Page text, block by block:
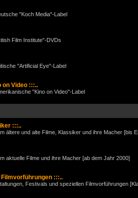
"Koch Media"-Label
Film Institute"-DVDs
"Artificial Eye"-Label
on Video :::..
"Kino on Video"-Label
:::..
ältere und alte Filme, Klassiker und ihre Macher [bis
aktuelle Filme und ihre Macher [ab dem Jahr 2000]
:::..
Festivals und speziellen Filmvorführungen